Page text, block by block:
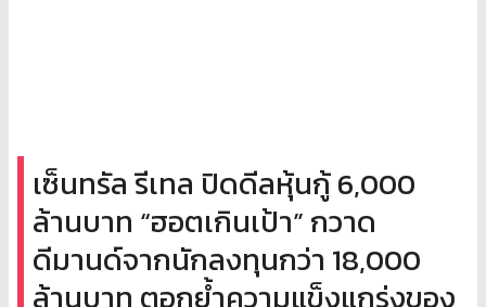
เซ็นทรัล รีเทล ปิดดีลหุ้นกู้ 6,000
ล้านบาท “ฮอตเกินเป้า” กวาด
ดีมานด์จากนักลงทุนกว่า 18,000